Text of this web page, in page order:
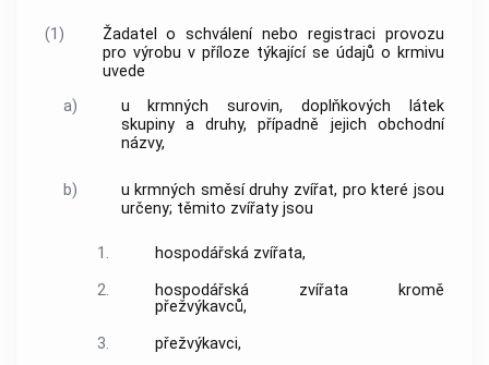
(1)
Žadatel o schválení nebo registraci provozu
pro výrobu v příloze týkající se údajů o krmivu
uvede
a)
u krmných surovin, doplňkových látek
skupiny a druhy, případně jejich obchodní
názvy,
b) u krmných směsídruhy zvířat, pro které jsou
určeny; těmito zvířaty jsou
1. hospodářská zvířata,
2.
hospodářská zvířatakromě
přežvýkavců,
3.
přežvýkavci,